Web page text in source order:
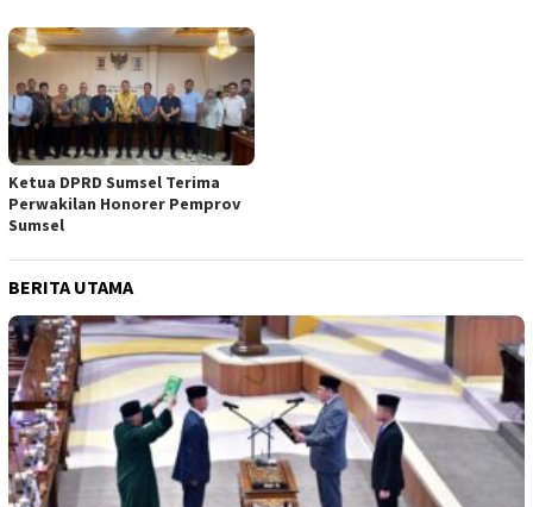
Ketua DPRD Sumsel Terima
Perwakilan Honorer Pemprov
Sumsel
BERITA UTAMA